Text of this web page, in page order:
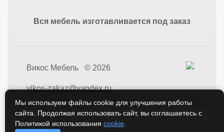
Вся мебель изготавливается под заказ
Викос Мебель © 2026
vikos-zakaz@yandex.ru
Мы используем файлы cookie для улучшения работы
сайта. Продолжая использовать сайт, вы соглашаетесь с
Политикой использования cookie